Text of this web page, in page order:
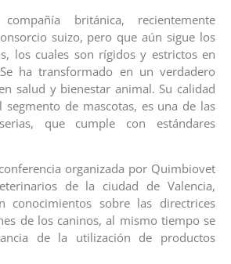
británica, recientemente
suizo, pero que aún sigue los
los cuales son rígidos y estrictos en
ha transformado en un verdadero
salud y bienestar animal. Su calidad
segmento de mascotas, es una de las
que cumple con estándares
organizada por Quimbiovet
de la ciudad de Valencia,
conocimientos sobre las directrices
de los caninos, al mismo tiempo se
de la utilización de productos